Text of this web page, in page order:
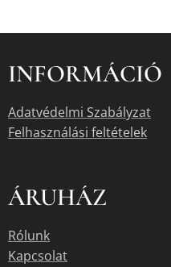
INFORMÁCIÓ
Adatvédelmi Szabályzat
Felhasználási feltételek
ÁRUHÁZ
Rólunk
Kapcsolat